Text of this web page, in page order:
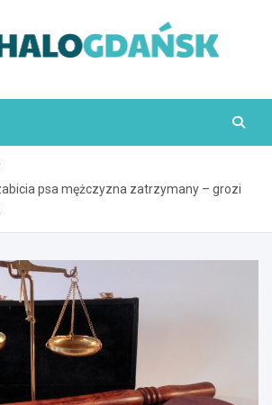
psa mężczyzna zatrzymany – grozi